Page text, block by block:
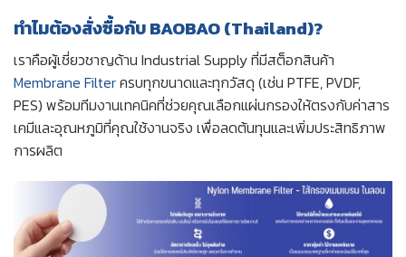
ทำไมต้องสั่งซื้อกับ BAOBAO (Thailand)?
เราคือผู้เชี่ยวชาญด้าน Industrial Supply ที่มีสต็อกสินค้า
Membrane Filterครบทุกขนาดและทุกวัสดุ (เช่น PTFE, PVDF,
PES) พร้อมทีมงานเทคนิคที่ช่วยคุณเลือกแผ่นกรองให้ตรงกับค่าสาร
เคมีและอุณหภูมิที่คุณใช้งานจริง เพื่อลดต้นทุนและเพิ่มประสิทธิภาพ
การผลิต